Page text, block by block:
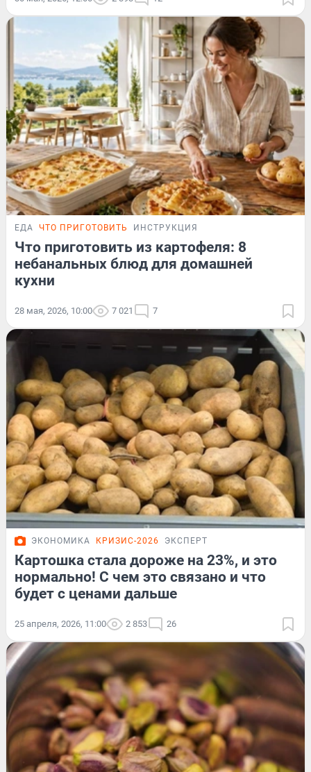
ЕДА ЧТО ПРИГОТОВИТЬ ИНСТРУКЦИЯ
Что приготовить из картофеля: 8
небанальных блюд для домашней
кухни
28 мая, 2026, 10:00 7 021 7
ЭКОНОМИКА КРИЗИС-2026 ЭКСПЕРТ
Картошка стала дороже на 23%, и это
нормально! С чем это связано и что
будет с ценами дальше
25 апреля, 2026, 11:00 2 853 26